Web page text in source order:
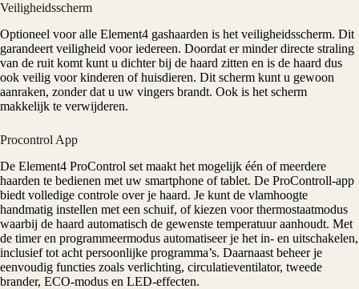
Veiligheidsscherm
Optioneel voor alle Element4 gashaarden is het veiligheidsscherm. Dit
garandeert veiligheid voor iedereen. Doordat er minder directe straling
van de ruit komt kunt u dichter bij de haard zitten en is de haard dus
ook veilig voor kinderen of huisdieren. Dit scherm kunt u gewoon
aanraken, zonder dat u uw vingers brandt. Ook is het scherm
makkelijk te verwijderen.
Procontrol App
De Element4 ProControl set maakt het mogelijk één of meerdere
haarden te bedienen met uw smartphone of tablet. De ProControll-app
biedt volledige controle over je haard. Je kunt de vlamhoogte
handmatig instellen met een schuif, of kiezen voor thermostaatmodus
waarbij de haard automatisch de gewenste temperatuur aanhoudt. Met
de timer en programmeermodus automatiseer je het in- en uitschakelen,
inclusief tot acht persoonlijke programma’s. Daarnaast beheer je
eenvoudig functies zoals verlichting, circulatieventilator, tweede
brander, ECO-modus en LED-effecten.